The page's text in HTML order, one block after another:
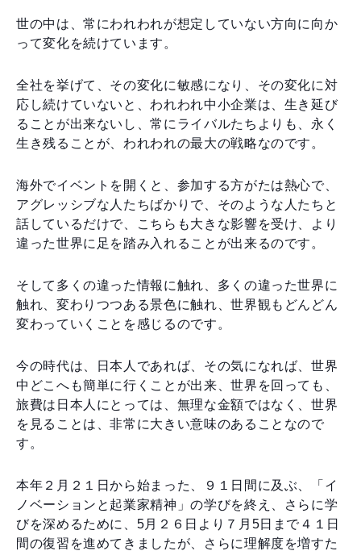
世の中は、常にわれわれが想定していない方向に向か
って変化を続けています。
全社を挙げて、その変化に敏感になり、その変化に対
応し続けていないと、われわれ中小企業は、生き延び
ることが出来ないし、常にライバルたちよりも、永く
生き残ることが、われわれの最大の戦略なのです。
海外でイベントを開くと、参加する方がたは熱心で、
アグレッシブな人たちばかりで、そのような人たちと
話しているだけで、こちらも大きな影響を受け、より
違った世界に足を踏み入れることが出来るのです。
そして多くの違った情報に触れ、多くの違った世界に
触れ、変わりつつある景色に触れ、世界観もどんどん
変わっていくことを感じるのです。
今の時代は、日本人であれば、その気になれば、世界
中どこへも簡単に行くことが出来、世界を回っても、
旅費は日本人にとっては、無理な金額ではなく、世界
を見ることは、非常に大きい意味のあることなので
す。
本年２月２１日から始まった、９１日間に及ぶ、「イ
ノベーションと起業家精神」の学びを終え、さらに学
びを深めるために、5月２６日より７月5日まで４１日
間の復習を進めてきましたが、さらに理解度を増すた